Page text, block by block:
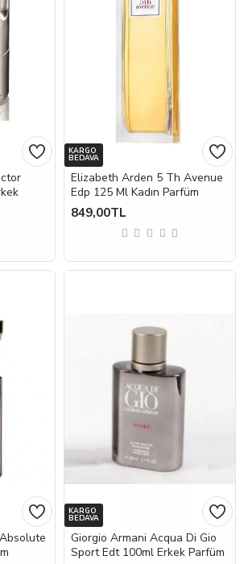
KARGO
BEDAVA
Elizabeth Arden 5 Th Avenue
Edp 125 Ml Kadın Parfüm
849,00TL
KARGO
BEDAVA
Giorgio Armani Acqua Di Gio
Sport Edt 100ml Erkek Parfüm